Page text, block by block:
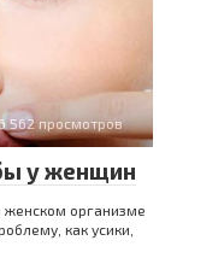
562 просмотров
у женщин
женском организме
как усики,